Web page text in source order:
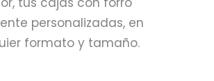
personalizadas, en
formato y tamaño.